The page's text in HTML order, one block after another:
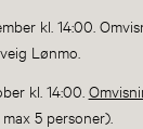
kl. 14:00.
Lønmo.
kl. 14:00.
5 personer).